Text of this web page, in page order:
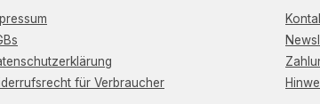
für Verbraucher